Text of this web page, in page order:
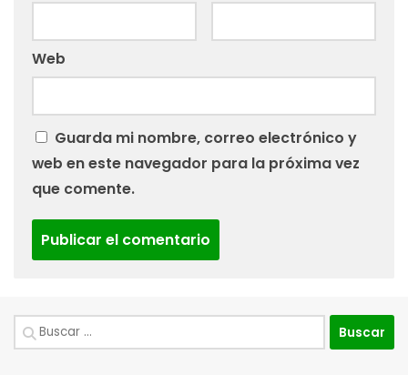
Web
Guarda mi nombre, correo electrónico y
web en este navegador para la próxima vez
que comente.
Buscar: